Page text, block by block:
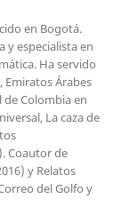
en Bogotá.
y especialista en
Ha servido
Emiratos Árabes
de Colombia en
La caza de
Coautor de
y Relatos
del Golfo y